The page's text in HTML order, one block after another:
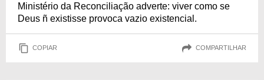
Ministério da Reconciliação adverte: viver como se
Deus ñ existisse provoca vazio existencial.
COPIAR COMPARTILHAR